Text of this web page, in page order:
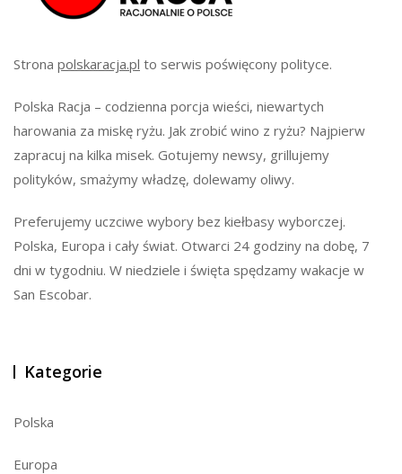
Strona polskaracja.pl to serwis poświęcony polityce.
Polska Racja – codzienna porcja wieści, niewartych
harowania za miskę ryżu. Jak zrobić wino z ryżu? Najpierw
zapracuj na kilka misek. Gotujemy newsy, grillujemy
polityków, smażymy władzę, dolewamy oliwy.
Preferujemy uczciwe wybory bez kiełbasy wyborczej.
Polska, Europa i cały świat. Otwarci 24 godziny na dobę, 7
dni w tygodniu. W niedziele i święta spędzamy wakacje w
San Escobar.
Kategorie
Polska
Europa